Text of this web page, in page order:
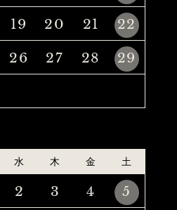
19 20 21
22
26 27 28
29
水 木 金 土
2 3 4
5